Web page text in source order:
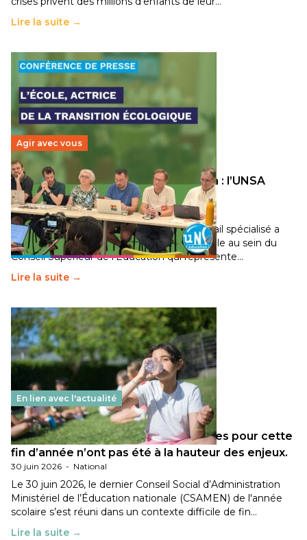
Lire la suite →
Agir avec vous
Transition écologique de l’éducation : l’UNSA
Éducation fait bouger les lignes
30 juin 2026-National
Pendant plusieurs mois, un groupe de travail spécialisé a
travaillé sur la transition écologique de l’Ecole au sein du
Conseil Supérieur de l’Éducation qui représente…
Lire la suite →
En lien avec l'actualité
Les décisions ministérielles attendues pour cette
fin d’année n’ont pas été à la hauteur des enjeux.
30 juin 2026 - National
Le 30 juin 2026, le dernier Conseil Social d’Administration
Ministériel de l’Éducation nationale (CSAMEN) de l'année
scolaire s’est réuni dans un contexte difficile de fin…
Lire la suite →